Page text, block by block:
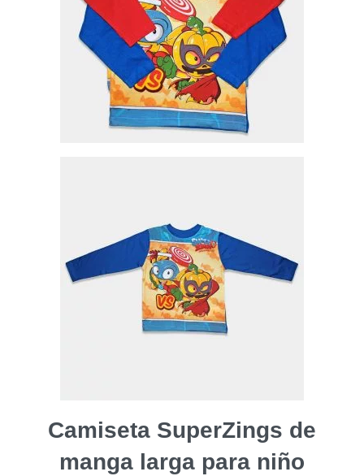
Camiseta SuperZings de
manga larga para niño